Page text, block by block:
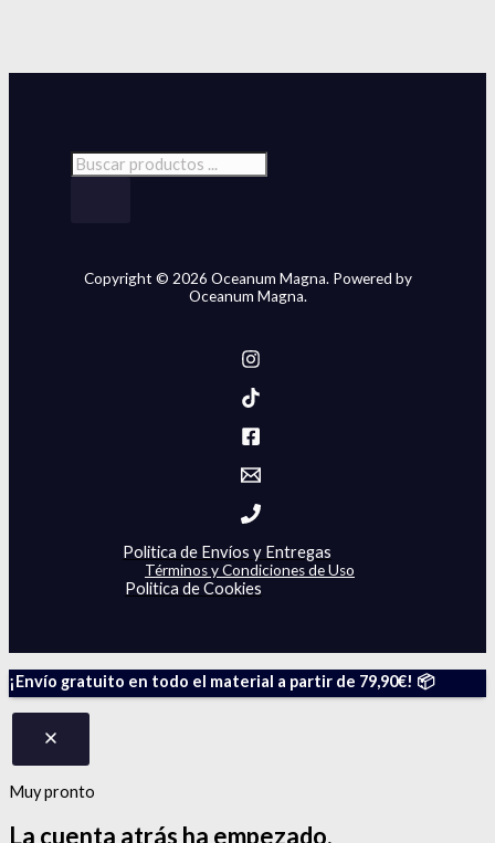
Copyright © 2026 Oceanum Magna. Powered by
Oceanum Magna.
Politica de Envíos y Entregas
Términos y Condiciones de Uso
Politica de Cookies
¡Envío gratuito en todo el material a partir de 79,90€! 📦
Muy pronto
La cuenta atrás ha empezado.